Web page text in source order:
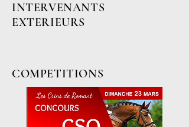
INTERVENANTS
EXTERIEURS
COMPETITIONS​